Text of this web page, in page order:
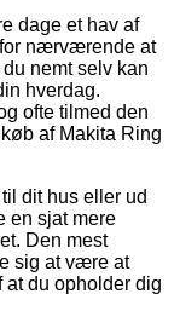
dage et hav af
nærværende at
nemt selv kan
hverdag.
ofte tilmed den
af Makita Ring
dit hus eller ud
en sjat mere
Den mest
sig at være at
at du opholder dig